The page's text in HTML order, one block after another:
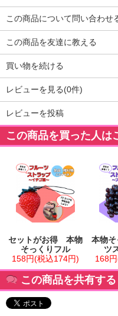
この商品について問い合わせ
この商品を友達に教える
買い物を続ける
レビューを見る(0件)
レビューを投稿
この商品を買った人は
セットがお得 本物
そっくりフル
158円(税込174円)
本物
ツ
168
この商品を共有する